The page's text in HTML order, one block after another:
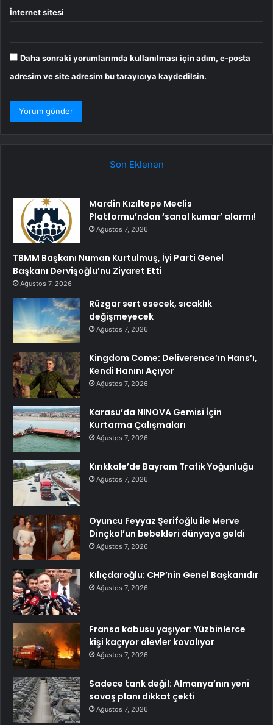
İnternet sitesi
Daha sonraki yorumlarımda kullanılması için adım, e-posta
adresim ve site adresim bu tarayıcıya kaydedilsin.
Son Eklenen
Mardin Kızıltepe Meclis
Platformu’ndan ‘sanal kumar’ alarmı!
Ağustos 7, 2026
TBMM Başkanı Numan Kurtulmuş, İyi Parti Genel
Başkanı Dervişoğlu’nu Ziyaret Etti
Ağustos 7, 2026
Rüzgar sert esecek, sıcaklık
değişmeyecek
Ağustos 7, 2026
Kingdom Come: Deliverence’ın Hans’ı,
Kendi Hanını Açıyor
Ağustos 7, 2026
Karasu’da NINOVA Gemisi İçin
Kurtarma Çalışmaları
Ağustos 7, 2026
Kırıkkale’de Bayram Trafik Yoğunluğu
Ağustos 7, 2026
Oyuncu Feyyaz Şerifoğlu ile Merve
Dinçkol’un bebekleri dünyaya geldi
Ağustos 7, 2026
Kılıçdaroğlu: CHP’nin Genel Başkanıdır
Ağustos 7, 2026
Fransa kabusu yaşıyor: Yüzbinlerce
kişi kaçıyor alevler kovalıyor
Ağustos 7, 2026
Sadece tank değil: Almanya’nın yeni
savaş planı dikkat çekti
Ağustos 7, 2026